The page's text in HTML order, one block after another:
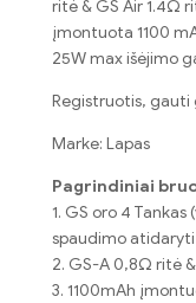
ritė & GS Air 1.4Ω
įmontuota 1100
25W max išėjimo
Registruotis, gauti
Marke: Lapas
Pagrindiniai
1. GS oro 4
spaudimo
2. GS-A 0,8Ω ritė
3. 1100mAh